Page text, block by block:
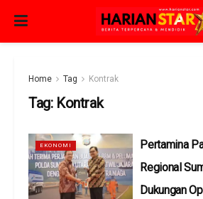
Home Tag Kontrak
Tag: Kontrak
EKONOMI
Pertamina
Regional
Dukungan